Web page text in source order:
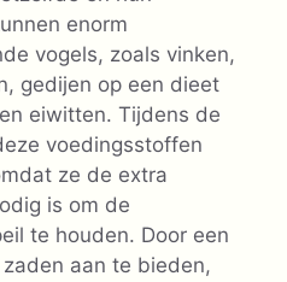
enorm
vogels, zoals vinken,
gedijen op een dieet
eiwitten. Tijdens de
voedingsstoffen
ze de extra
is om de
te houden. Door een
aan te bieden,